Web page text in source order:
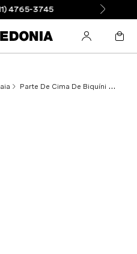
4765-3745
Parte De Cima De Biquíni Push-Up Malindi - Marrom